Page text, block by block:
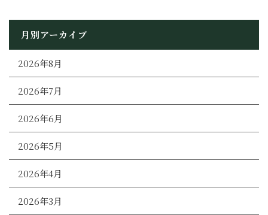
月別アーカイブ
2026年8月
2026年7月
2026年6月
2026年5月
2026年4月
2026年3月